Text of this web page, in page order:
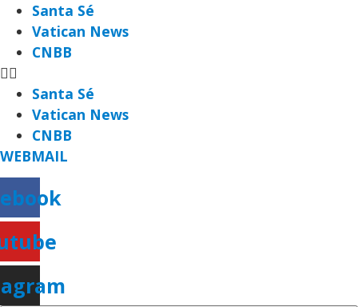
para
conteúdo
Santa Sé
Vatican News
CNBB
Santa Sé
Vatican News
CNBB
WEBMAIL